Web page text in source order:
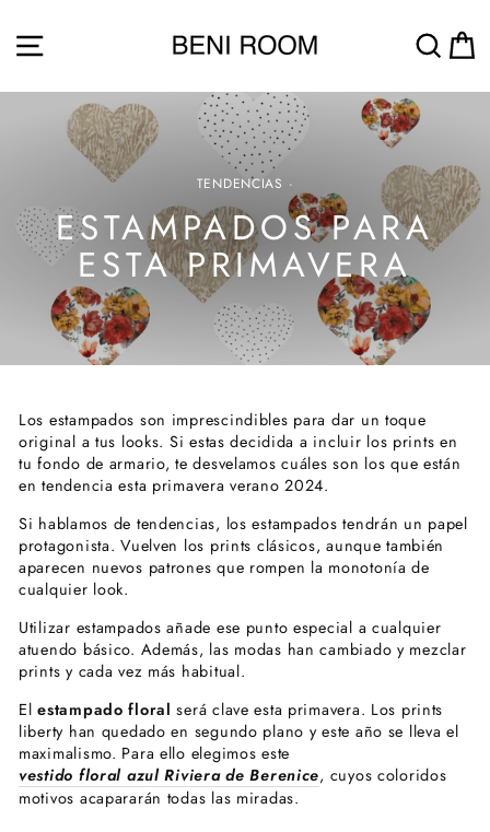
directamenteNAVEGACIÓN
TENDENCIAS ·
ESTAMPADOS PARA
ESTA PRIMAVERA
Los estampados son imprescindibles para dar un toque
original a tus looks. Si estas decidida a incluir los prints en
tu fondo de armario, te desvelamos cuáles son los que están
en tendencia esta primavera verano 2024.
Si hablamos de tendencias, los estampados tendrán un papel
protagonista. Vuelven los prints clásicos, aunque también
aparecen nuevos patrones que rompen la monotonía de
cualquier look.
Utilizar estampados añade ese punto especial a cualquier
atuendo básico. Además, las modas han cambiado y mezclar
prints y cada vez más habitual.
Elestampado floral será clave esta primavera. Los prints
liberty han quedado en segundo plano y este año se lleva el
maximalismo. Para ello elegimos este
vestido floral azul Riviera de Berenice, cuyos coloridos
motivos acapararán todas las miradas.